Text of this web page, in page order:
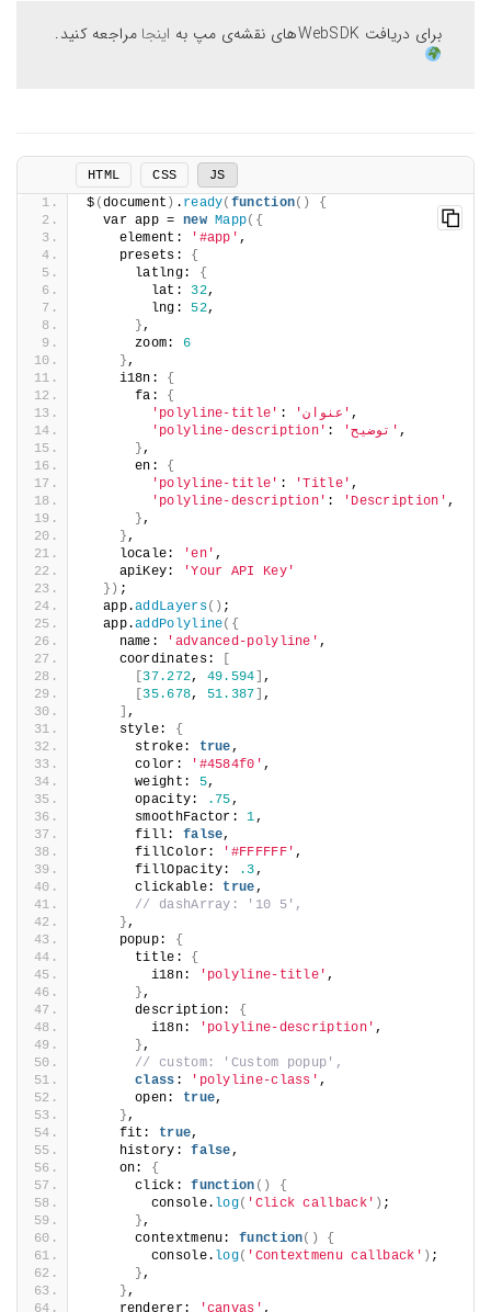
برای دریافت WebSDKهای نقشه‌ی مپ به اینجا مراجعه کنید.
JS
CSS
HTML
$ (document ) . ready( function()
{
  var app =
new Mapp({
    element:
'#app' ,
    presets:
{
      latlng:
{
        lat:
32,
        lng:
52,
},
      zoom:
6
},
    i18n:
{
      fa:
{
'polyline-title' : 'عنوان' ,
'polyline-description' : 'توضیح' ,
},
      en:
{
'polyline-title' : 'Title' ,
'polyline-description' : 'Description' ,
},
},
    locale:
'en' ,
    apiKey:
'Your API Key'
}) ;
  app.
addLayers() ;
  app.
addPolyline({
    name:
'advanced-polyline' ,
    coordinates:
37.272, 49.594
,
35.678, 51.387
,
,
    style:
{
      stroke:
true,
      color:
'#4584f0' ,
      weight:
5,
      opacity:
.75,
      smoothFactor:
1,
      fill:
false,
      fillColor:
'#FFFFFF' ,
      fillOpacity:
.3,
      clickable:
true,
// dashArray: '10 5',
},
    popup:
{
      title:
{
        i18n:
'polyline-title' ,
},
      description:
{
        i18n:
'polyline-description' ,
},
// custom: 'Custom popup',
class : 'polyline-class' ,
      open:
true,
},
    fit:
true,
    history:
false,
    on:
{
      click:
function ()
{
        console.
log( 'Click callback' ) ;
},
      contextmenu:
function()
{
        console.
log( 'Contextmenu callback' ) ;
},
},
    renderer:
'canvas' ,